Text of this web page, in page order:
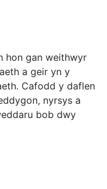
hon gan weithwyr
a geir yn y
Cafodd y daflen
nyrsys a
bob dwy